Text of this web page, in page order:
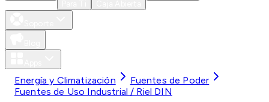
Energía y Climatización
Fuentes de Poder
Fuentes de Uso Industrial / Riel DIN